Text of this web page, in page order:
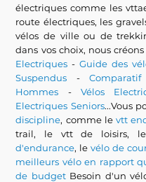
électriques comme les
route électriques, les
vélos de ville ou de
dans vos choix, nous
Electriques -Guide des
Suspendus -
Hommes - Vélos
Electriques Seniors...Vous
discipline, comme le vtt
trail, le vtt de loisirs,
d'endurance, levélo de
meilleurs vélo en rapport
de budgetBesoin d'un